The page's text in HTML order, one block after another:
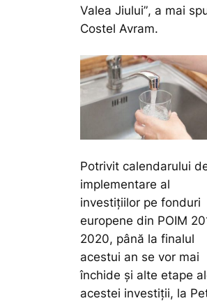
Valea Jiului”, a mai
Costel Avram.
Potrivit calendarului
implementare al
investițiilor pe fonduri
europene din POIM
2020, până la finalul
acestui an se vor mai
închide și alte etape
acestei investiții, la